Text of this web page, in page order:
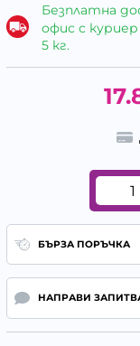
Безплатна
офис с
5 кг.
БЪРЗА ПОРЪЧКА
НАПРАВИ